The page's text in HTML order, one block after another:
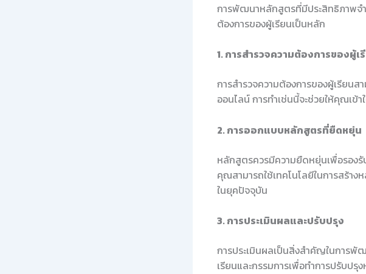
การพัฒนาหลักสูตรที่มีประสิทธิภาพจ
ต้องการของผู้เรียนเป็นหลัก
1. การสำรวจความต้องการของผู้เ
การสำรวจความต้องการของผู้เรียน
ออนไลน์ การทำเช่นนี้จะช่วยให้คุณเข้
2. การออกแบบหลักสูตรที่ยืดหยุ่น
หลักสูตรควรมีความยืดหยุ่นเพื่อรอง
คุณสามารถใช้เทคโนโลยีในการสร้า
ในยุคปัจจุบัน
3. การประเมินผลและปรับปรุง
การประเมินผลเป็นสิ่งสำคัญในการ
เรียนและกรรมการเพื่อทำการปรับป